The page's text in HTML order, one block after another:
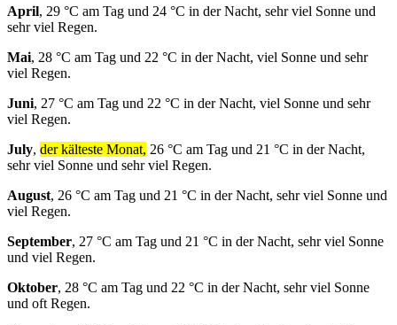
April, 29 °C am Tag und 24 °C in der Nacht, sehr viel Sonne und
sehr viel Regen.
Mai, 28 °C am Tag und 22 °C in der Nacht, viel Sonne und sehr
viel Regen.
Juni, 27 °C am Tag und 22 °C in der Nacht, viel Sonne und sehr
viel Regen.
July, der kälteste Monat, 26 °C am Tag und 21 °C in der Nacht,
sehr viel Sonne und sehr viel Regen.
August, 26 °C am Tag und 21 °C in der Nacht, sehr viel Sonne und
viel Regen.
September, 27 °C am Tag und 21 °C in der Nacht, sehr viel Sonne
und viel Regen.
Oktober, 28 °C am Tag und 22 °C in der Nacht, sehr viel Sonne
und oft Regen.